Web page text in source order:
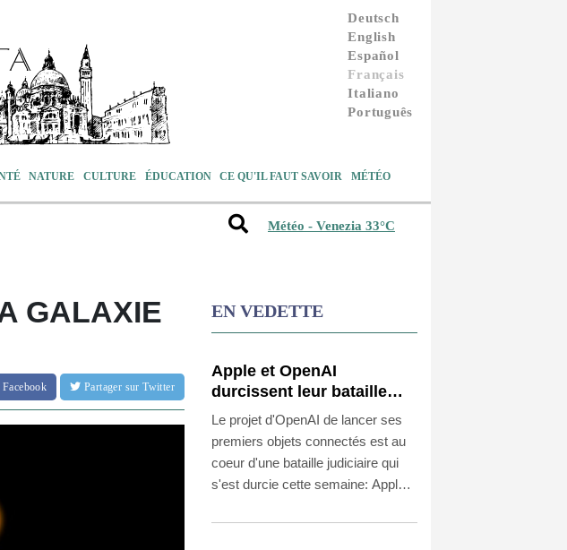
Deutsch
English
Español
Français
Italiano
Português
NATURE CULTURE ÉDUCATION CE QU'IL FAUT SAVOIR MÉTÉO
Météo - Venezia 33°C
GALAXIE
Partager sur Twitter
EN VEDETTE
Apple et OpenAI
durcissent leur bataille
judiciaire sur les futurs
appareils du créateur de
ChatGPT
Le projet d'OpenAI de lancer ses
premiers objets connectés est au
coeur d'une bataille judiciaire qui
s'est durcie cette semaine: Apple a
secrets industriels et la fouille des